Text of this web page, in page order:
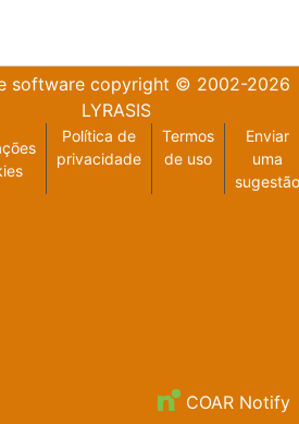
softwarecopyright © 2002-2026
LYRASIS
Política de
privacidade
Termos
de uso
Enviar
uma
sugestão
COAR Notify